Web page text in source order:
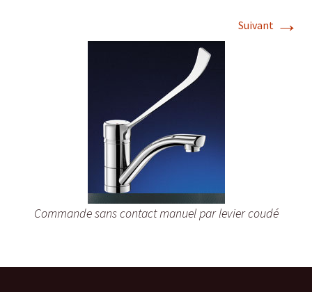
Suivant →
Commande sans contact manuel par levier coudé